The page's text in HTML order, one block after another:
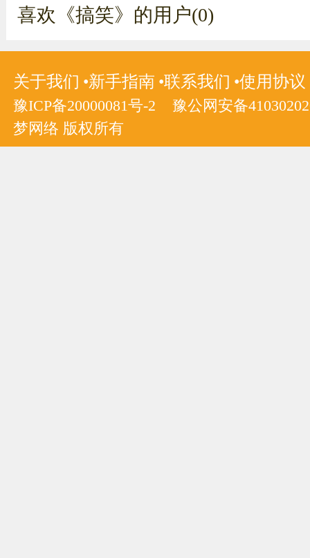
喜欢《搞笑》的用户(0)
关于我们 新手指南 联系我们 使用协议
豫ICP备20000081号-2
豫公网安备
梦网络 版权所有